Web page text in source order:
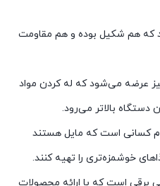
که هم شکیل بوده و هم مقاومت
عرضه می‌شود که له کردن مواد
دستگاه بالاتر می‌رود.
کسانی است که مایل هستند
خوشمزه‌تری را تهیه کنند.
برقی است که با ارائه محصولات